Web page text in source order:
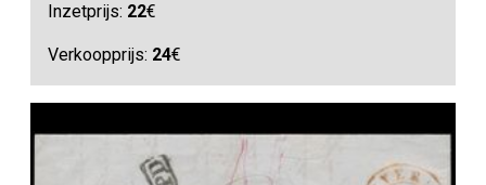
Inzetprijs: 22€
Verkoopprijs: 24€